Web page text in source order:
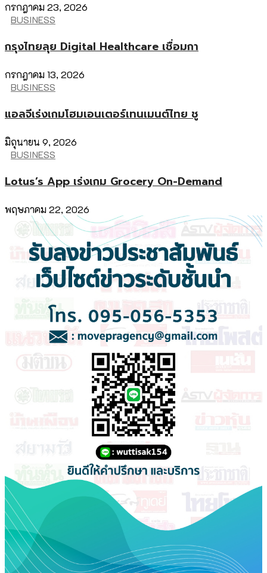
กรกฎาคม 23, 2026
BUSINESS
กรุงไทยลุย Digital Healthcare เชื่อมกา
กรกฎาคม 13, 2026
BUSINESS
แอลจีเร่งเกมโฮมเอนเตอร์เทนเมนต์ไทย ชู
มิถุนายน 9, 2026
BUSINESS
Lotus’s App เร่งเกม Grocery On-Demand
พฤษภาคม 22, 2026